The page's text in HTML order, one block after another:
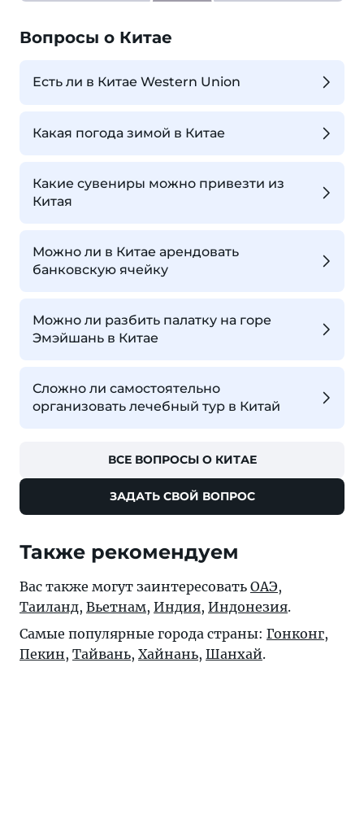
Вопросы о Китае
Есть ли в Китае Western Union
Какая погода зимой в Китае
Какие сувениры можно привезти из
Китая
Можно ли в Китае арендовать
банковскую ячейку
Можно ли разбить палатку на горе
Эмэйшань в Китае
Сложно ли самостоятельно
организовать лечебный тур в Китай
ВСЕ ВОПРОСЫ О КИТАЕ
ЗАДАТЬ СВОЙ ВОПРОС
Также рекомендуем
Вас также могут заинтересовать ОАЭ,
Таиланд, Вьетнам, Индия, Индонезия.
Самые популярные города страны: Гонконг,
Пекин, Тайвань, Хайнань, Шанхай.